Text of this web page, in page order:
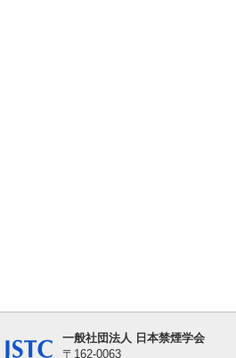
一般社団法人 日本禁煙学会
〒162-0063